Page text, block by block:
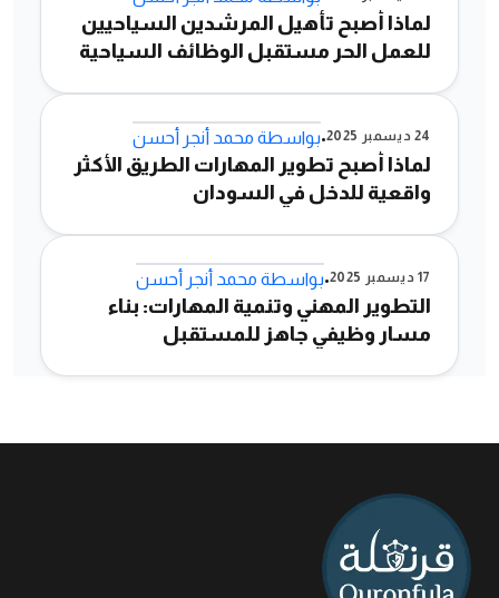
لماذا أصبح تأهيل المرشدين السياحيين
للعمل الحر مستقبل الوظائف السياحية
24 ديسمبر 2025 •بواسطة محمد أنجر أحسن
لماذا أصبح تطوير المهارات الطريق الأكثر
واقعية للدخل في السودان
17 ديسمبر 2025 •بواسطة محمد أنجر أحسن
التطوير المهني وتنمية المهارات: بناء
مسار وظيفي جاهز للمستقبل